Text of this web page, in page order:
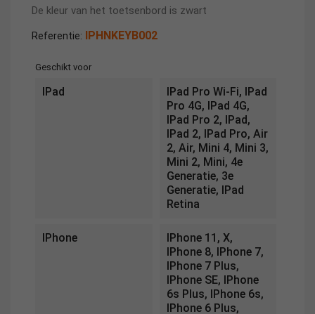
De kleur van het toetsenbord is zwart
Referentie: IPHNKEYB002
Geschikt voor
IPad
IPad Pro Wi-Fi, IPad
Pro 4G, IPad 4G,
IPad Pro 2, IPad,
IPad 2, IPad Pro, Air
2, Air, Mini 4, Mini 3,
Mini 2, Mini, 4e
Generatie, 3e
Generatie, IPad
Retina
IPhone
IPhone 11, X,
IPhone 8, IPhone 7,
IPhone 7 Plus,
IPhone SE, IPhone
6s Plus, IPhone 6s,
IPhone 6 Plus,